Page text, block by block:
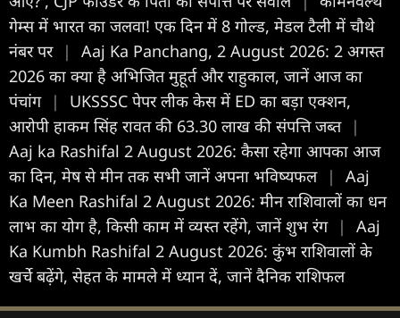
गेम्स में भारत का जलवा! एक दिन में 8 गोल्ड, मेडल टैली में चौथे
नंबर पर |
Aaj Ka Panchang, 2 August 2026: 2 अगस्त
2026 का क्या है अभिजित मुहूर्त और राहुकाल, जानें आज का
पंचांग |
UKSSSC पेपर लीक केस में ED का बड़ा एक्शन,
आरोपी हाकम सिंह रावत की 63.30 लाख की संपत्ति जब्त |
Aaj ka Rashifal 2 August 2026: कैसा रहेगा आपका आज
का द‍िन, मेष से मीन तक सभी जानें अपना भविष्यफल |
Aaj
Ka Meen Rashifal 2 August 2026: मीन राशिवालों का धन
लाभ का योग है, किसी काम में व्यस्त रहेंगे, जानें शुभ रंग |
Aaj
Ka Kumbh Rashifal 2 August 2026: कुंभ राशिवालों के
खर्चे बढ़ेंगे, सेहत के मामले में ध्यान दें, जानें दैनिक राशिफल